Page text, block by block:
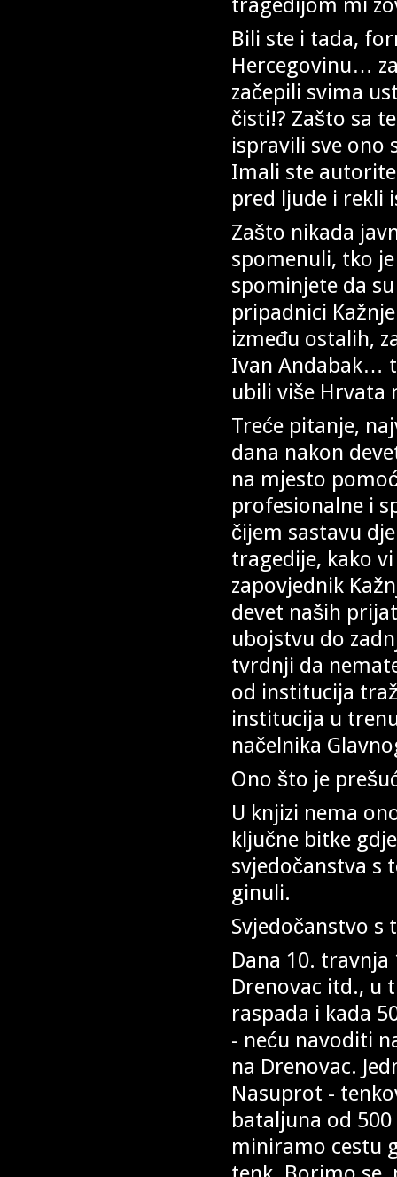
Bili ste i tada,
Hercegovinu…
začepili svima
čisti!? Zašto sa
ispravili sve ono
Imali ste
pred ljude i rekli
Zašto nikada
spomenuli, tko
spominjete da
pripadnici
između ostalih,
Ivan Andabak…
ubili više Hrvata
Treće pitanje,
dana nakon
na mjesto
profesionalne i
čijem sastavu
tragedije, kako
zapovjednik
devet naših
ubojstvu do
tvrdnji da
od institucija
institucija u
načelnika
Ono što je
U knjizi nema
ključne bitke
svjedočanstva s
ginuli.
Svjedočanstvo s
Dana 10. travnja
Drenovac itd., u
raspada i kada
- neću navoditi
na Drenovac.
Nasuprot -
bataljuna od
miniramo cestu